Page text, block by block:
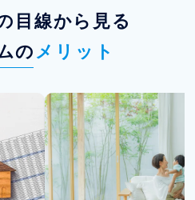
目線から見る
の メリット